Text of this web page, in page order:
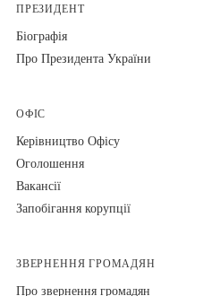
ПРЕЗИДЕНТ
Біографія
Про Президента України
ОФІС
Керівництво Офісу
Оголошення
Вакансії
Запобігання корупції
ЗВЕРНЕННЯ ГРОМАДЯН
Про звернення громадян